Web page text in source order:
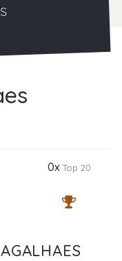
0xTop 20